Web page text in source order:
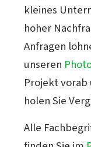
kleines
hoher
Anfragen
unseren
Projekt
holen Sie
Alle